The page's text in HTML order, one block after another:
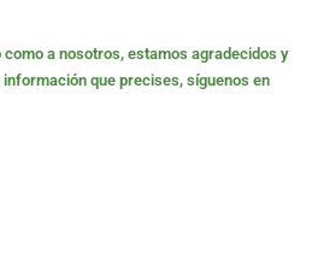
a nosotros, estamos agradecidos y
que precises, síguenos en